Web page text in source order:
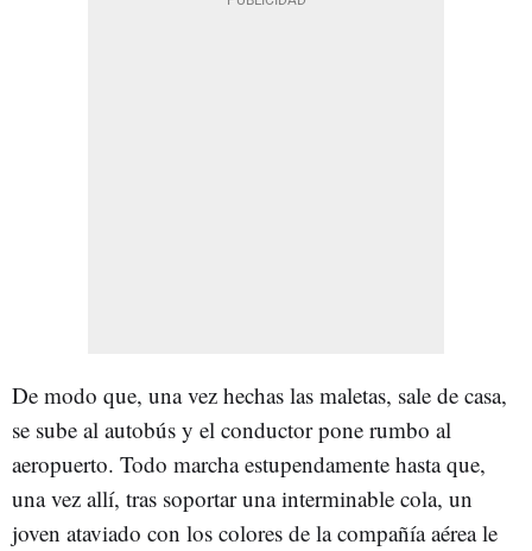
De modo que, una vez hechas las maletas, sale de casa,
se sube al autobús y el conductor pone rumbo al
aeropuerto. Todo marcha estupendamente hasta que,
una vez allí, tras soportar una interminable cola, un
joven ataviado con los colores de la compañía aérea le